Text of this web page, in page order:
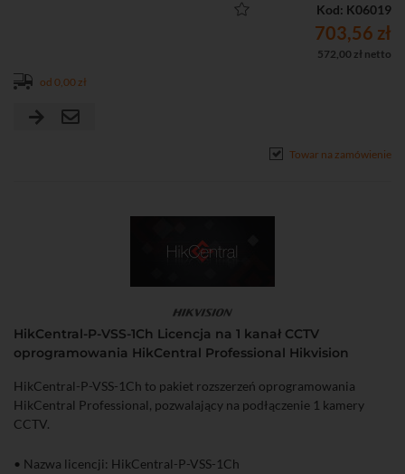
Kod: K06019
703,56 zł
572,00 zł netto
od 0,00 zł
Towar na zamówienie
HikCentral-P-VSS-1Ch Licencja na 1 kanał CCTV
oprogramowania HikCentral Professional Hikvision
HikCentral-P-VSS-1Ch to pakiet rozszerzeń oprogramowania
HikCentral Professional, pozwalający na podłączenie 1 kamery
CCTV.
• Nazwa licencji: HikCentral-P-VSS-1Ch